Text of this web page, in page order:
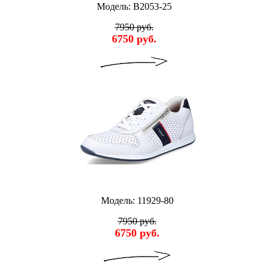
Модель: B2053-25
7950 руб.
6750 руб.
Модель: 11929-80
7950 руб.
6750 руб.